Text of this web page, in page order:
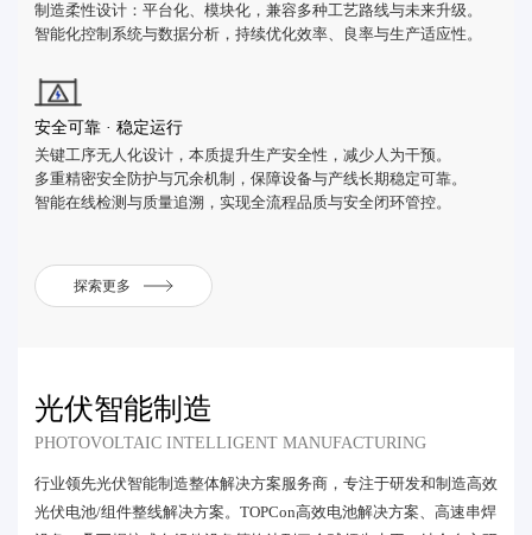
制造柔性设计：平台化、模块化，兼容多种工艺路线与未来升级。
智能化控制系统与数据分析，持续优化效率、良率与生产适应性。
安全可靠 · 稳定运行
关键工序无人化设计，本质提升生产安全性，减少人为干预。
多重精密安全防护与冗余机制，保障设备与产线长期稳定可靠。
智能在线检测与质量追溯，实现全流程品质与安全闭环管控。
探索更多
光伏智能制造
PHOTOVOLTAIC INTELLIGENT MANUFACTURING
行业领先光伏智能制造整体解决方案服务商，专注于研发和制造高效
光伏电池/组件整线解决方案。TOPCon高效电池解决方案、高速串焊